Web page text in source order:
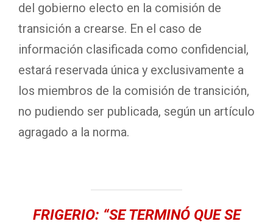
del gobierno electo en la comisión de
transición a crearse. En el caso de
información clasificada como confidencial,
estará reservada única y exclusivamente a
los miembros de la comisión de transición,
no pudiendo ser publicada, según un artículo
agragado a la norma.
FRIGERIO: “SE TERMINÓ QUE SE